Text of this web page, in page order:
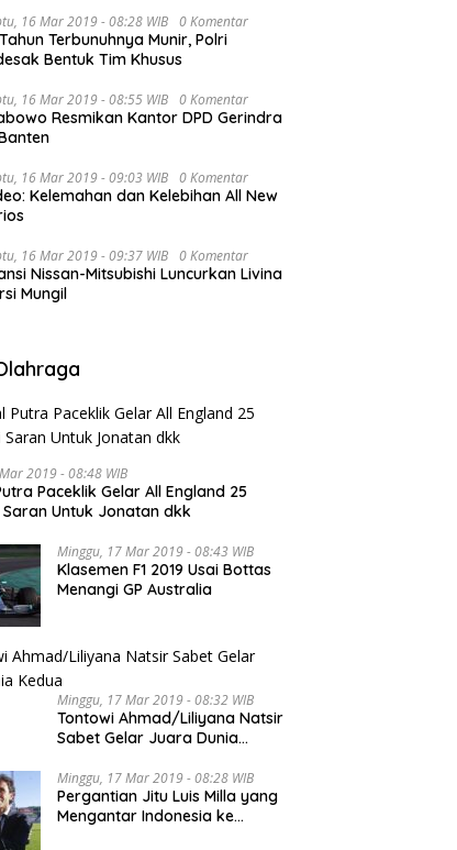
Sampaikan
APBD 2025, Ini
Megah dan Spektakuler,
Pembukaan MTQH ke-52 Pukau
Ribuan Mata
16 Mar 2019 - 08:28 WIB 0 Komentar
Terbunuhnya Munir, Polri
Bentuk Tim Khusus
16 Mar 2019 - 08:55 WIB 0 Komentar
Resmikan Kantor DPD Gerindra
16 Mar 2019 - 09:03 WIB 0 Komentar
Kelemahan dan Kelebihan All New
16 Mar 2019 - 09:37 WIB 0 Komentar
Nissan-Mitsubishi Luncurkan Livina
Mungil
2019 - 08:48 WIB
Paceklik Gelar All England 25
Saran Untuk Jonatan dkk
Minggu, 17 Mar 2019 - 08:43 WIB
Klasemen F1 2019 Usai Bottas
Menangi GP Australia
Minggu, 17 Mar 2019 - 08:32 WIB
Tontowi Ahmad/Liliyana Natsir
Sabet Gelar Juara Dunia
Minggu, 17 Mar 2019 - 08:28 WIB
Pergantian Jitu Luis Milla yang
Mengantar Indonesia ke